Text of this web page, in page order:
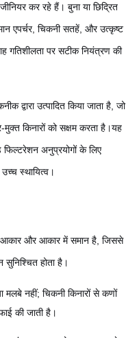
कर रहे हैं। बुना या छिद्रित
एपर्चर, चिकनी सतहें, और उत्कृष्ट
गतिशीलता पर सटीक नियंत्रण की
द्वारा उत्पादित किया जाता है, जो
मुक्त किनारों को सक्षम करता है।यह
फिल्टरेशन अनुप्रयोगों के लिए
स्थायित्व।
और आकार में समान है, जिससे
सुनिश्चित होता है।
मलबे नहीं; चिकनी किनारों से कणों
की जाती है।